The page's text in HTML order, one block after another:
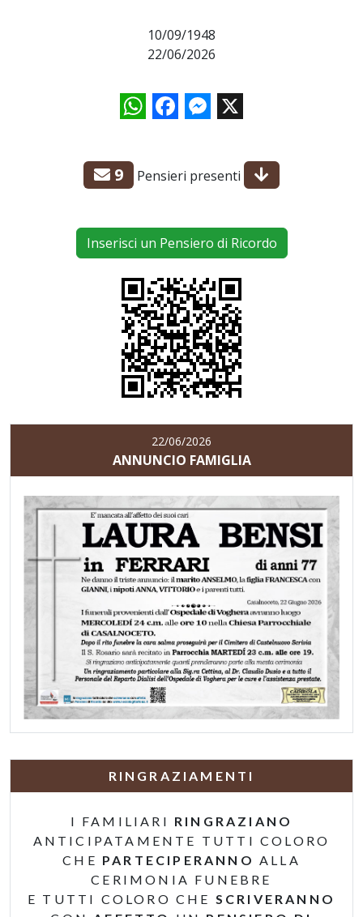
10/09/1948
22/06/2026
WhatsAppFacebookMessenger
X
9 Pensieri presenti
Inserisci un Pensiero di Ricordo
22/06/2026
ANNUNCIO FAMIGLIA
RINGRAZIAMENTI
I FAMILIARI RINGRAZIANO
ANTICIPATAMENTE TUTTI COLORO
CHE PARTECIPERANNO ALLA
CERIMONIA FUNEBRE
E TUTTI COLORO CHE SCRIVERANNO